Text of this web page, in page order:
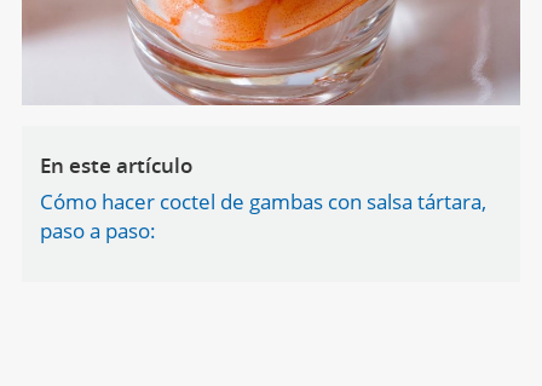
En este artículo
Cómo hacer coctel de gambas con salsa tártara,
paso a paso: